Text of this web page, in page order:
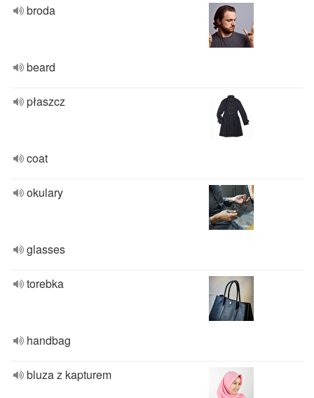
broda
beard
płaszcz
coat
okulary
glasses
torebka
handbag
bluza z kapturem